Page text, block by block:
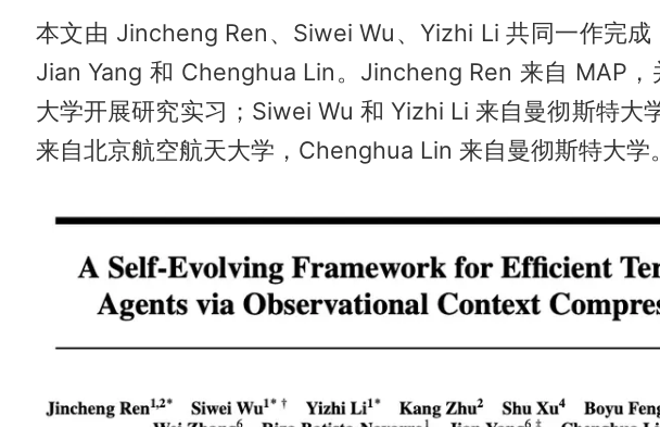
本文由 Jincheng Ren、Siwei Wu、Yizhi Li 共同一作完成
Jian Yang 和 Chenghua Lin。Jincheng Ren 来自 MAP，
大学开展研究实习；Siwei Wu 和 Yizhi Li 来自曼彻斯特大
来自北京航空航天大学，Chenghua Lin 来自曼彻斯特大学